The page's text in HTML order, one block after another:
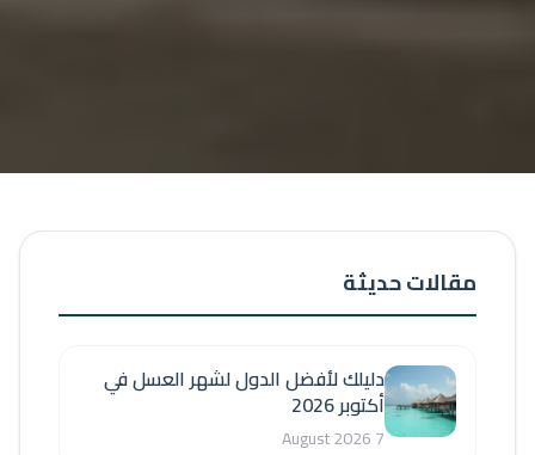
مقالات حديثة
دليلك لأفضل الدول لشهر العسل في
أكتوبر 2026
7 August 2026